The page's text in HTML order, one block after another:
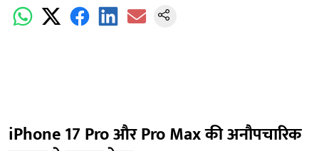
iPhone 17 Pro और Pro Max की अनौपचारिक